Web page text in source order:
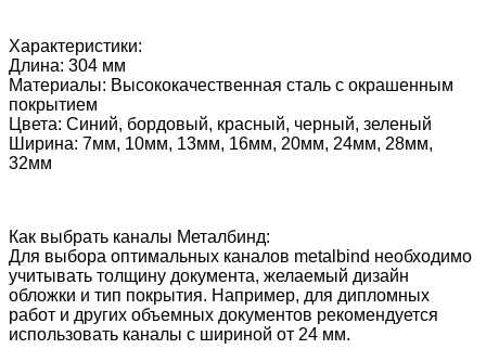
Характеристики:
Длина: 304 мм
Материалы: Высококачественная сталь с окрашенным
покрытием
Цвета: Синий, бордовый, красный, черный, зеленый
Ширина: 7мм, 10мм, 13мм, 16мм, 20мм, 24мм, 28мм,
32мм
Как выбрать каналы Металбинд:
Для выбора оптимальных каналов metalbind необходимо
учитывать толщину документа, желаемый дизайн
обложки и тип покрытия. Например, для дипломных
работ и других объемных документов рекомендуется
использовать каналы с шириной от 24 мм.